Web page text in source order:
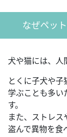
なぜペッ
犬や猫には、人
とくに子犬や
学ぶことも多い
す。
また、ストレ
盗んで異物を食